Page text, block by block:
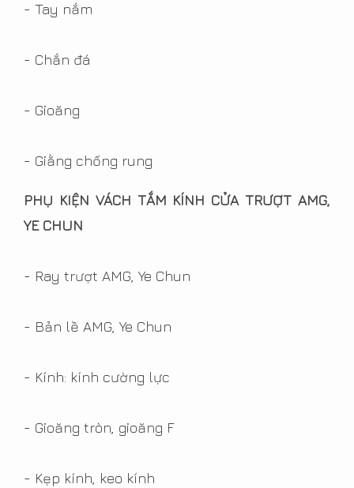
- Tay nắm
- Chắn đá
- Gioăng
- Giằng chống rung
PHỤ KIỆN VÁCH TẮM KÍNH CỬA TRƯỢT AMG,
YE CHUN
- Ray trượt AMG, Ye Chun
- Bản lề AMG, Ye Chun
- Kính: kính cường lực
- Gioăng tròn, gioăng F
- Kẹp kính, keo kính
cư Vinhomes Gardenia